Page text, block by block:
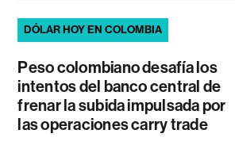
DÓLAR HOY EN COLOMBIA
Peso colombiano desafía los
intentos del banco central de
frenar la subida impulsada por
las operaciones carry trade